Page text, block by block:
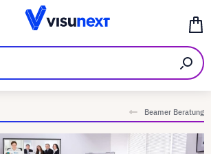
Beamer Beratung